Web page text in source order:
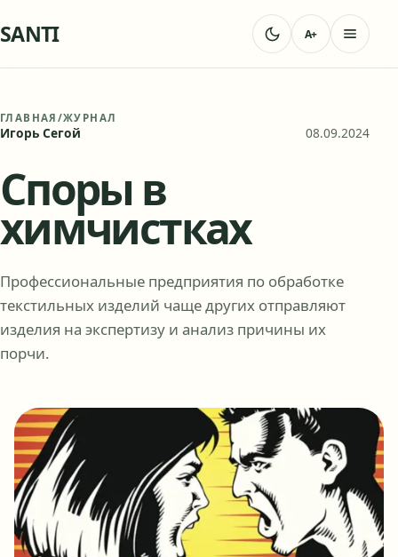
SANTI A+
ГЛАВНАЯ /ЖУРНАЛ
Игорь Сегой 08.09.2024
Споры в
химчистках
Профессиональные предприятия по обработке
текстильных изделий чаще других отправляют
изделия на экспертизу и анализ причины их
порчи.